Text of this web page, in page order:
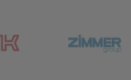
(öffnet in neuem Tab)